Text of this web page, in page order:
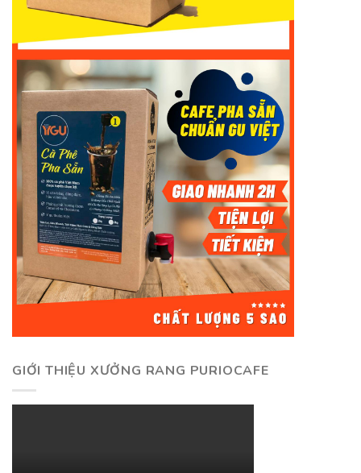
GIỚI THIỆU XƯỞNG RANG PURIOCAFE